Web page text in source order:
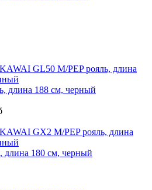
длина 188 см, черный
длина 180 см, черный